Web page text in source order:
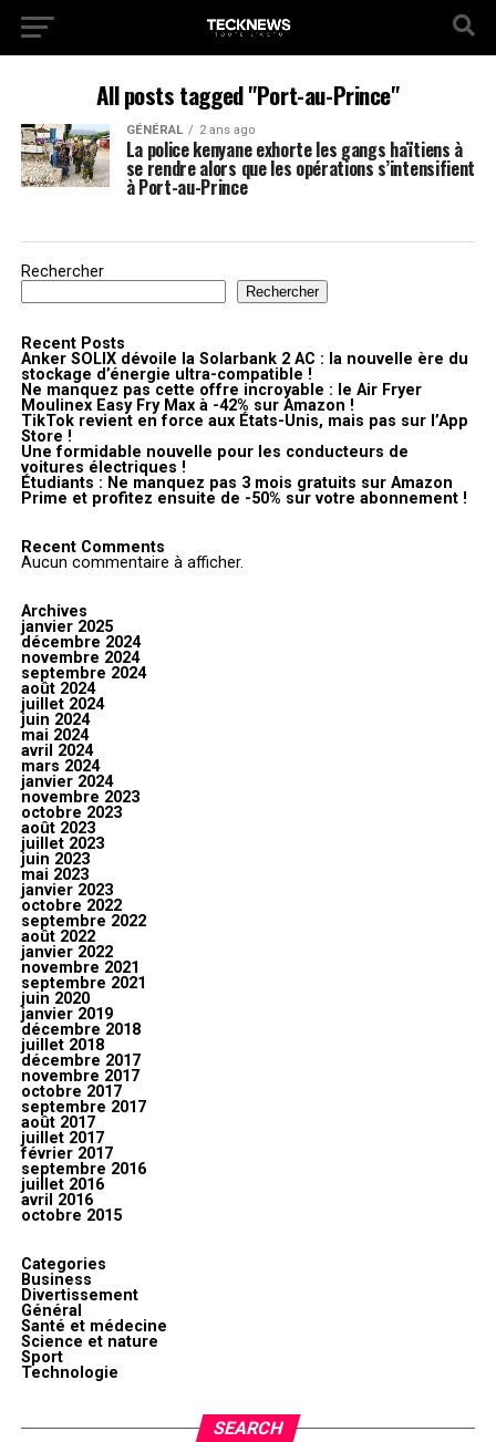
All posts tagged "Port-au-Prince"
GÉNÉRAL 2 ans ago
La police kenyane exhorte les gangs haïtiens à
se rendre alors que les opérations s’intensifient
à Port-au-Prince
Rechercher
Rechercher
Recent Posts
Anker SOLIX dévoile la Solarbank 2 AC : la nouvelle ère du
stockage d’énergie ultra-compatible !
Ne manquez pas cette offre incroyable : le Air Fryer
Moulinex Easy Fry Max à -42% sur Amazon !
TikTok revient en force aux États-Unis, mais pas sur l’App
Store !
Une formidable nouvelle pour les conducteurs de
voitures électriques !
Étudiants : Ne manquez pas 3 mois gratuits sur Amazon
Prime et profitez ensuite de -50% sur votre abonnement !
Recent Comments
Aucun commentaire à afficher.
Archives
janvier 2025
décembre 2024
novembre 2024
septembre 2024
août 2024
juillet 2024
juin 2024
mai 2024
avril 2024
mars 2024
janvier 2024
novembre 2023
octobre 2023
août 2023
juillet 2023
juin 2023
mai 2023
janvier 2023
octobre 2022
septembre 2022
août 2022
janvier 2022
novembre 2021
septembre 2021
juin 2020
janvier 2019
décembre 2018
juillet 2018
décembre 2017
novembre 2017
octobre 2017
septembre 2017
août 2017
juillet 2017
février 2017
septembre 2016
juillet 2016
avril 2016
octobre 2015
Categories
Business
Divertissement
Général
Santé et médecine
Science et nature
Sport
Technologie
SEARCH